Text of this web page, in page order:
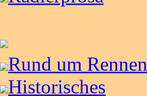
Rund um Rennen
Historisches